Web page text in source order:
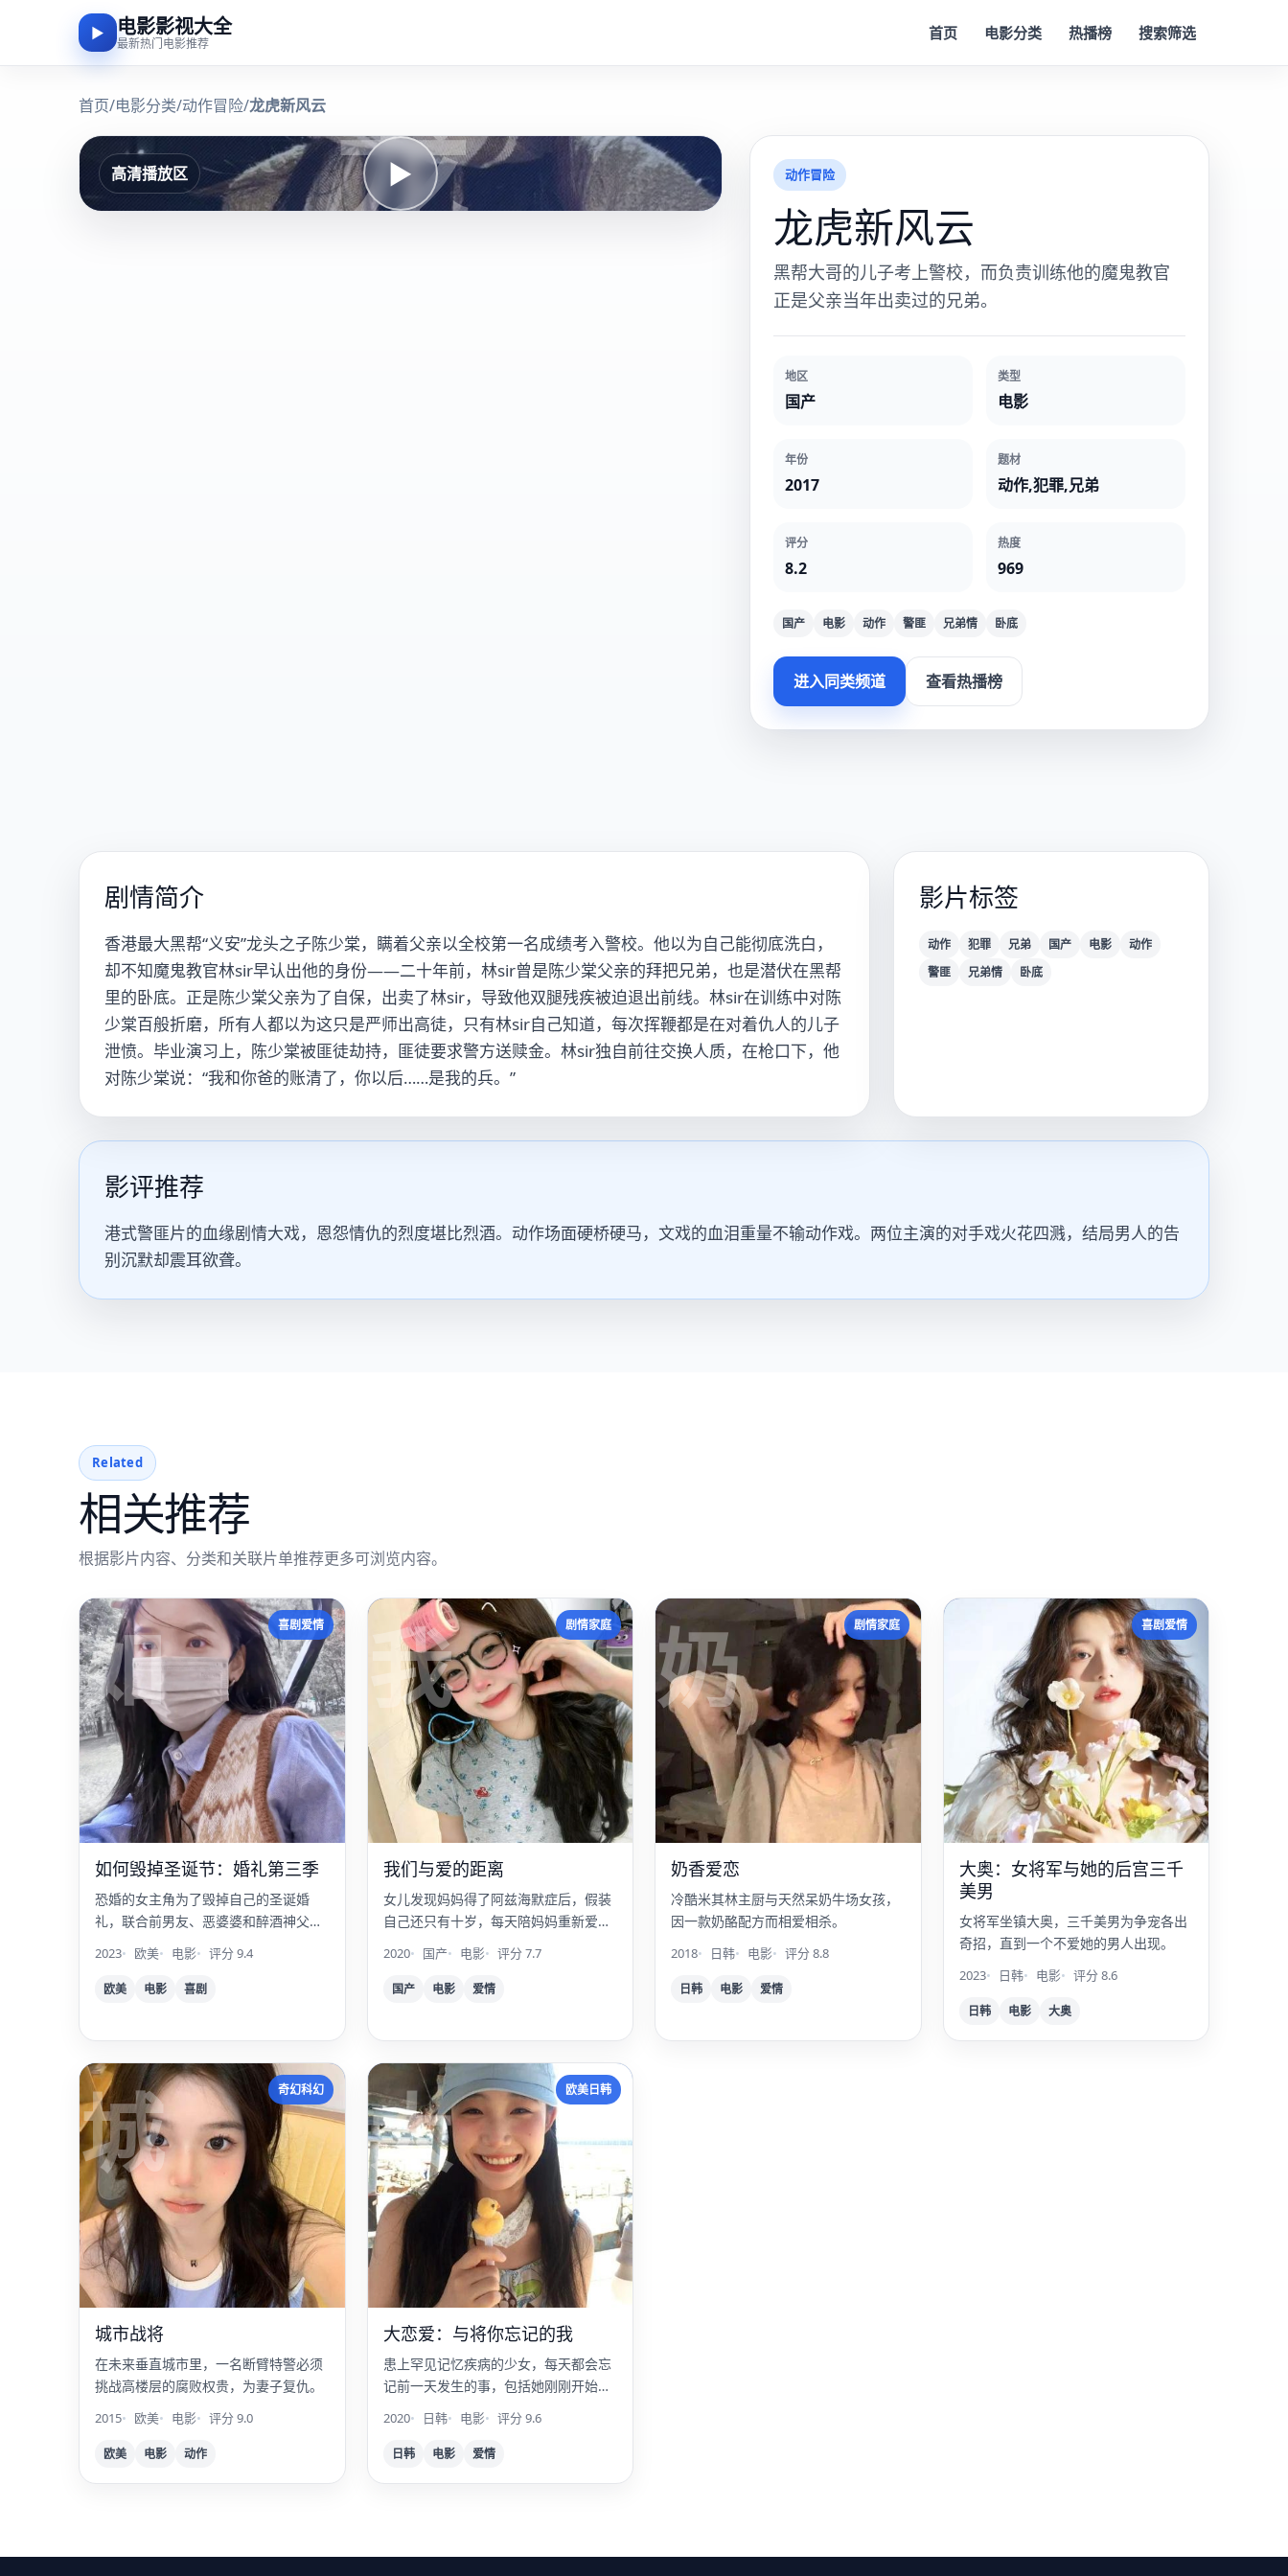
▶ 电影影视大全
最新热门电影推荐
首页 电影分类 热播榜 搜索筛选
首页/电影分类/动作冒险/龙虎新风云 龙
▶
高清播放区 动作冒险
龙虎新风云
黑帮大哥的儿子考上警校，而负责训练他的魔鬼教官
正是父亲当年出卖过的兄弟。
地区
国产
类型
电影
年份
2017
题材
动作,犯罪,兄弟
评分
8.2
热度
969
国产 电影 动作 警匪 兄弟情 卧底
进入同类频道 查看热播榜
剧情简介
香港最大黑帮“义安”龙头之子陈少棠，瞒着父亲以全校第一名成绩考入警校。他以为自己能彻底洗白，
却不知魔鬼教官林sir早认出他的身份——二十年前，林sir曾是陈少棠父亲的拜把兄弟，也是潜伏在黑帮
里的卧底。正是陈少棠父亲为了自保，出卖了林sir，导致他双腿残疾被迫退出前线。林sir在训练中对陈
少棠百般折磨，所有人都以为这只是严师出高徒，只有林sir自己知道，每次挥鞭都是在对着仇人的儿子
泄愤。毕业演习上，陈少棠被匪徒劫持，匪徒要求警方送赎金。林sir独自前往交换人质，在枪口下，他
对陈少棠说：“我和你爸的账清了，你以后……是我的兵。”
影片标签
动作 犯罪 兄弟 国产 电影
动作
警匪
兄弟情 卧底
影评推荐
港式警匪片的血缘剧情大戏，恩怨情仇的烈度堪比烈酒。动作场面硬桥硬马，文戏的血泪重量不输动作戏。两位主演的对手戏火花四溅，结局男人的告
别沉默却震耳欲聋。
Related
相关推荐
根据影片内容、分类和关联片单推荐更多可浏览内容。
如 喜剧爱情
如何毁掉圣诞节：婚礼第三季
恐婚的女主角为了毁掉自己的圣诞婚
礼，联合前男友、恶婆婆和醉酒神父，
上演终极破坏计划。
2023 欧美 电影 评分 9.4
欧美 电影 喜剧
我 剧情家庭
我们与爱的距离
女儿发现妈妈得了阿兹海默症后，假装
自己还只有十岁，每天陪妈妈重新爱上
自己一次。
2020 国产 电影 评分 7.7
国产 电影 爱情
奶 剧情家庭
奶香爱恋
冷酷米其林主厨与天然呆奶牛场女孩，
因一款奶酪配方而相爱相杀。
2018 日韩 电影 评分 8.8
日韩 电影 爱情
大 喜剧爱情
大奥：女将军与她的后宫三千
美男
女将军坐镇大奥，三千美男为争宠各出
奇招，直到一个不爱她的男人出现。
2023 日韩 电影 评分 8.6
日韩 电影 大奥
城 奇幻科幻
城市战将
在未来垂直城市里，一名断臂特警必须
挑战高楼层的腐败权贵，为妻子复仇。
2015 欧美 电影 评分 9.0
欧美 电影 动作
大 欧美日韩
大恋爱：与将你忘记的我
患上罕见记忆疾病的少女，每天都会忘
记前一天发生的事，包括她刚刚开始的
2020 日韩 电影 评分 9.6
日韩 电影 爱情